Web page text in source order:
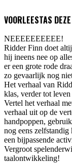
VOORLEESTAS
NEEEEEEEEEE!
Ridder Finn doet
hij ineens nee op
er een grote rode
zo gevaarlijk nog
Het verhaal van
klas, verder tot
Vertel het verhaal
verhaal uit op de
handpoppen,
nog eens zelfstandig
een bijpassende
Vergroot
taalontwikkeling!